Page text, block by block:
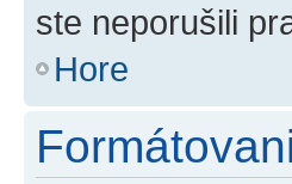
ste neporušili
Hore